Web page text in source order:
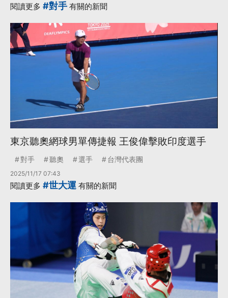
閱讀更多 #對手 有關的新聞
東京聽奧網球男單傳捷報 王俊偉擊敗印度選手
對手 聽奧 選手 台灣代表團
2025/11/17 07:43
閱讀更多 #世大運 有關的新聞